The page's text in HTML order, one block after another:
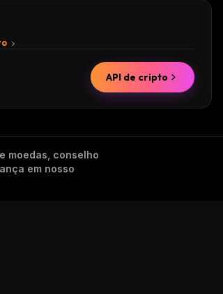
API de cripto
moedas, conselho
em nosso